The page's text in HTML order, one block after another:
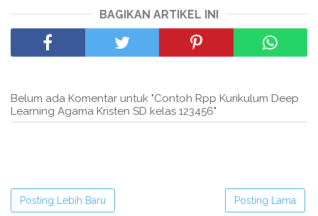
BAGIKAN ARTIKEL INI
Belum ada Komentar untuk "Contoh Rpp Kurikulum Deep
Learning Agama Kristen SD kelas 123456"
Posting Lebih Baru Posting Lama